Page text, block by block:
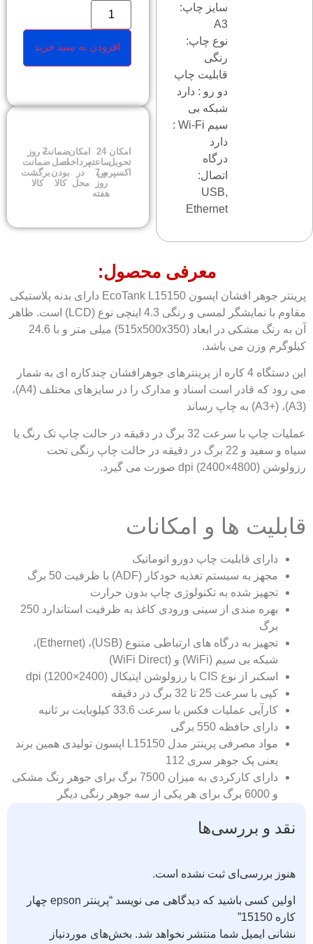
افزودن به سبد خرید
امکان
تحویل
اکسپرس
24
ساعته
و 7
روز
هفته
امکان
پرداخت
در
محل
ضمانت
اصل
بودن
کالا
7 روز
ضمانت
برگشت
کالا
سایز چاپ:
A3
نوع چاپ:
رنگی
قابلیت چاپ
دو رو : دارد
شبکه بی
سیم Wi-Fi :
دارد
درگاه
اتصال:
USB,
Ethernet
معرفی محصول:
پرینتر جوهر افشان اپسون EcoTank L15150 دارای بدنه پلاستیکی
مقاوم با نمایشگر لمسی و رنگی 4.3 اینچی نوع (LCD) است. ظاهر
آن به رنگ مشکی در ابعاد (515x500x350) میلی متر و با 24.6
کیلوگرم وزن می باشد.
این دستگاه 4 کاره از پرینترهای جوهرافشان چندکاره ای به شمار
می رود که قادر است اسناد و مدارک را در سایزهای مختلف (A4)،
(A3)، (+A3) به چاپ رساند
عملیات چاپ با سرعت 32 برگ در دقیقه در حالت چاپ تک رنگ یا
سیاه و سفید و 22 برگ در دقیقه در حالت چاپ رنگی تحت
رزولوشن (4800×2400) dpi صورت می گیرد.
قابلیت ها و امکانات
دارای قابلیت چاپ دورو اتوماتیک
مجهز به سیستم تغذیه خودکار (ADF) با ظرفیت 50 برگ
تجهیز شده به تکنولوژی چاپ بدون حرارت
بهره مندی از سینی ورودی کاغذ به ظرفیت استاندارد 250
برگ
تجهیز به درگاه های ارتباطی متنوع (USB)، (Ethernet)،
شبکه بی سیم (WiFi) و (WiFi Direct)
اسکنر از نوع CIS با رزولوشن اپتیکال (2400×1200) dpi
کپی با سرعت 25 تا 32 برگ در دقیقه
کارآیی عملیات فکس با سرعت 33.6 کیلوبایت بر ثانیه
دارای حافظه 550 برگی
مواد مصرفی پرینتر مدل L15150 اپسون تولیدی همین برند
یعنی پک جوهر سری 112
دارای کارکردی به میزان 7500 برگ برای جوهر رنگ مشکی
و 6000 برگ برای هر یکی از سه جوهر رنگی دیگر
نقد و بررسی‌ها
هنوز بررسی‌ای ثبت نشده است.
اولین کسی باشید که دیدگاهی می نویسد “پرینتر epson چهار
کاره 15150”
نشانی ایمیل شما منتشر نخواهد شد. بخش‌های موردنیاز